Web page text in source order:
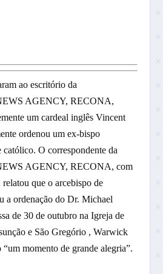
ao escritório da
AGENCY, RECONA,
um cardeal inglês Vincent
ordenou um ex-bispo
O correspondente da
AGENCY, RECONA, com
que o arcebispo de
a ordenação do Dr. Michael
de 30 de outubro na Igreja de
e São Gregório , Warwick
momento de grande alegria”.